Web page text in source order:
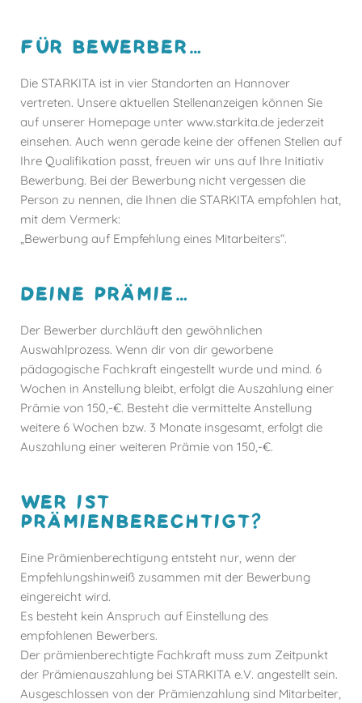
FÜR BEWERBER…
Die STARKITA ist in vier Standorten an Hannover
vertreten. Unsere aktuellen Stellenanzeigen können Sie
auf unserer Homepage unter www.starkita.de jederzeit
einsehen. Auch wenn gerade keine der offenen Stellen auf
Ihre Qualifikation passt, freuen wir uns auf Ihre Initiativ
Bewerbung. Bei der Bewerbung nicht vergessen die
Person zu nennen, die Ihnen die STARKITA empfohlen hat,
mit dem Vermerk:
„Bewerbung auf Empfehlung eines Mitarbeiters“.
DEINE PRÄMIE…
Der Bewerber durchläuft den gewöhnlichen
Auswahlprozess. Wenn dir von dir geworbene
pädagogische Fachkraft eingestellt wurde und mind. 6
Wochen in Anstellung bleibt, erfolgt die Auszahlung einer
Prämie von 150,-€. Besteht die vermittelte Anstellung
weitere 6 Wochen bzw. 3 Monate insgesamt, erfolgt die
Auszahlung einer weiteren Prämie von 150,-€.
WER IST
PRÄMIENBERECHTIGT?
Eine Prämienberechtigung entsteht nur, wenn der
Empfehlungshinweiß zusammen mit der Bewerbung
eingereicht wird.
Es besteht kein Anspruch auf Einstellung des
empfohlenen Bewerbers.
Der prämienberechtigte Fachkraft muss zum Zeitpunkt
der Prämienauszahlung bei STARKITA e.V. angestellt sein.
Ausgeschlossen von der Prämienzahlung sind Mitarbeiter,